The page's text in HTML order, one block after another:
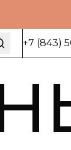
+7 (843)